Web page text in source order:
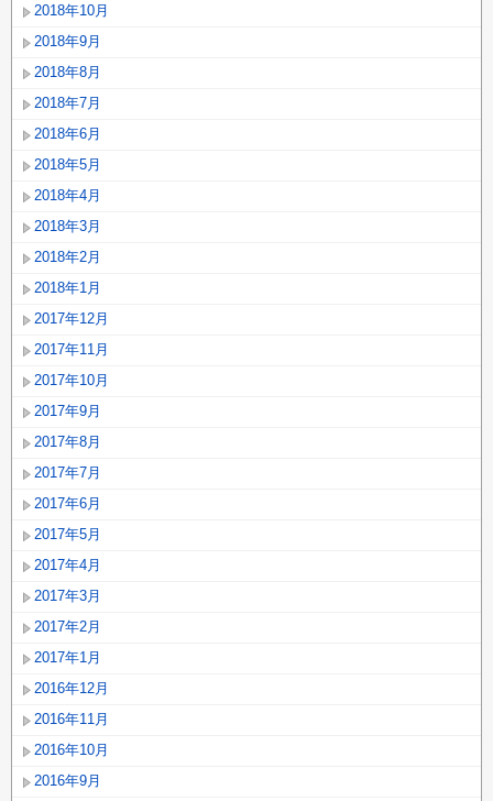
2018年10月
2018年9月
2018年8月
2018年7月
2018年6月
2018年5月
2018年4月
2018年3月
2018年2月
2018年1月
2017年12月
2017年11月
2017年10月
2017年9月
2017年8月
2017年7月
2017年6月
2017年5月
2017年4月
2017年3月
2017年2月
2017年1月
2016年12月
2016年11月
2016年10月
2016年9月